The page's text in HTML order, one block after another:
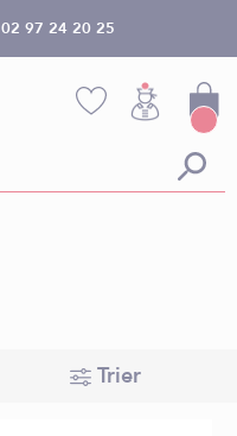
02 97 24 20 25
Trier